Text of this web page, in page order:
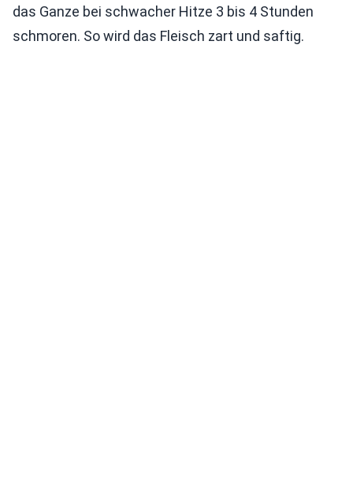
das Ganze bei schwacher Hitze 3 bis 4 Stunden
schmoren. So wird das Fleisch zart und saftig.